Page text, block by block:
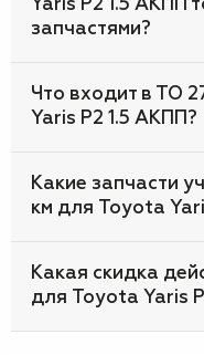
Yaris P2 1.5 АКПП
запчастями?
Что входит в ТО
Yaris P2 1.5 АКПП?
Какие запчасти
км для Toyota
Какая скидка
для Toyota Yaris